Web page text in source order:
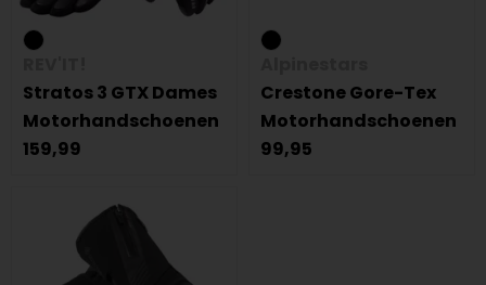
Stratos 3 GTX Dames
Motorhandschoenen
159,99
Crestone Gore-Tex
Motorhandschoenen
99,95